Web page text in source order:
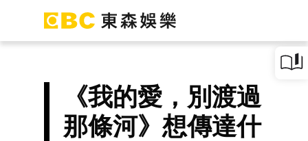
《我的愛，別渡過
那條河》想傳達什